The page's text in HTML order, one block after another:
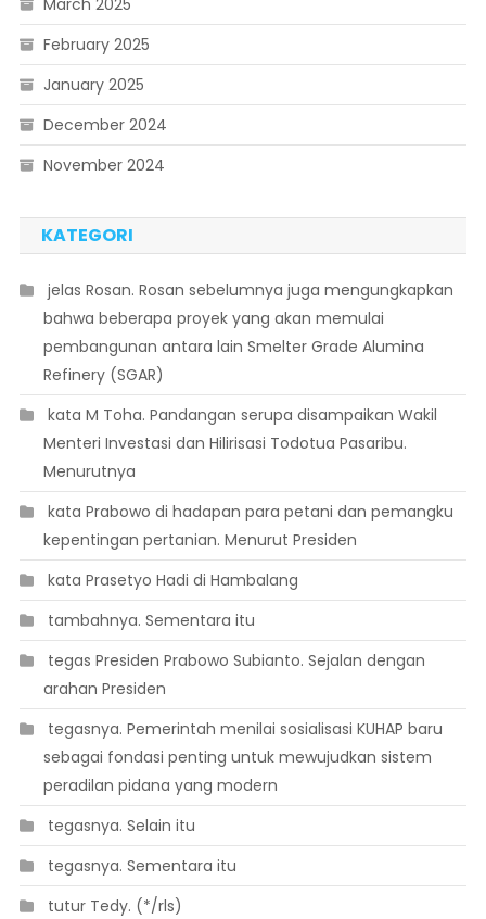
March 2025
February 2025
January 2025
December 2024
November 2024
KATEGORI
 jelas Rosan. Rosan sebelumnya juga mengungkapkan
bahwa beberapa proyek yang akan memulai
pembangunan antara lain Smelter Grade Alumina
Refinery (SGAR)
 kata M Toha. Pandangan serupa disampaikan Wakil
Menteri Investasi dan Hilirisasi Todotua Pasaribu.
Menurutnya
 kata Prabowo di hadapan para petani dan pemangku
kepentingan pertanian. Menurut Presiden
 kata Prasetyo Hadi di Hambalang
 tambahnya. Sementara itu
 tegas Presiden Prabowo Subianto. Sejalan dengan
arahan Presiden
 tegasnya. Pemerintah menilai sosialisasi KUHAP baru
sebagai fondasi penting untuk mewujudkan sistem
peradilan pidana yang modern
 tegasnya. Selain itu
 tegasnya. Sementara itu
 tutur Tedy. (*/rls)